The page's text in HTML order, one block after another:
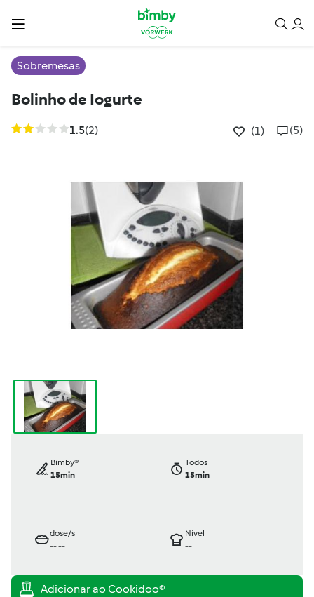
Sobremesas
Bolinho de Iogurte
1.5(2) (1) (5)
Bimby®
15min
Todos
15min
dose/s
----
Nível
--